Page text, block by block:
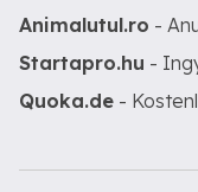
Animalutul.ro -
Startapro.hu -
Quoka.de -